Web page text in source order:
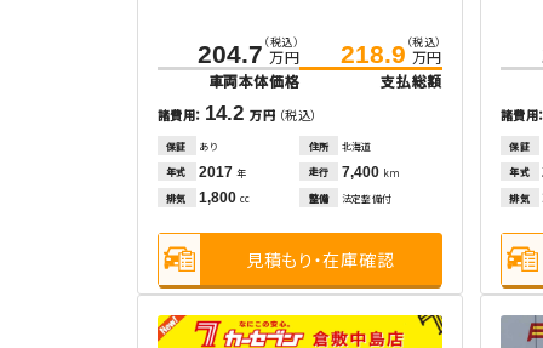
204.7 （税込）
万円
車両本体価格
218.9 （税込）
万円
支払総額
諸費用： 14.2 万円 （税込）
保証 あり 住所
北海道
年式
2017 年 走行 7,400 km
排気
1,800 cc 整備 法定整備付
見積もり・在庫確認
諸費用
保証
年式
排気